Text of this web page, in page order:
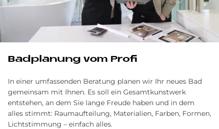
Bad­pla­nung vom Pro­fi
In einer umfassenden Beratung planen wir Ihr neues Bad
gemeinsam mit Ihnen. Es soll ein Gesamtkunstwerk
entstehen, an dem Sie lange Freude haben und in dem
alles stimmt: Raumaufteilung, Materialien, Farben, Formen,
Lichtstimmung – einfach alles.